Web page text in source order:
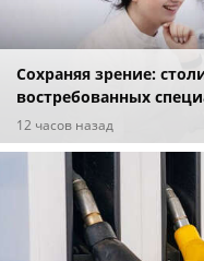
Сохраняя зрение:
востребованных
12 часов назад